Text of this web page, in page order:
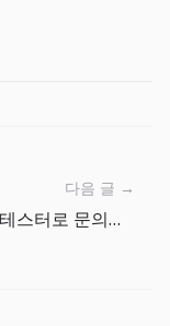
다음 글 →
정규식 테스터로 문의폼 이메일 검증을 배포 전에 확인하기